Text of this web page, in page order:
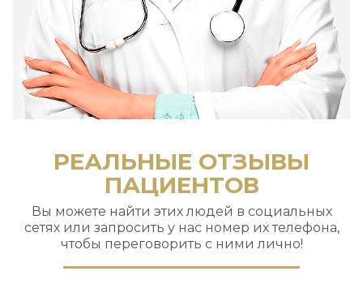
РЕАЛЬНЫЕ ОТЗЫВЫ
ПАЦИЕНТОВ
Вы можете найти этих людей в социальных
сетях или запросить у нас номер их телефона,
чтобы переговорить с ними лично!